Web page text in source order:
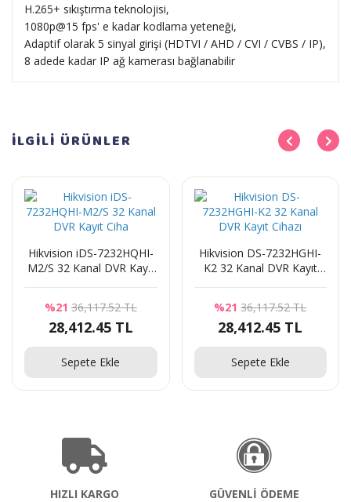
H.265+ sıkıştırma teknolojisi,
1080p@15 fps' e kadar kodlama yeteneği,
Adaptif olarak 5 sinyal girişi (HDTVI / AHD / CVI / CVBS / IP),
8 adede kadar IP ağ kamerası bağlanabilir
İLGİLİ ÜRÜNLER
Hikvision iDS-7232HQHI-
M2/S 32 Kanal DVR Kayıt
%21 36,117.52 TL
28,412.45 TL
Sepete Ekle
Hikvision DS-7232HGHI-
K2 32 Kanal DVR Kayıt
%21 36,117.52 TL
28,412.45 TL
Sepete Ekle
HIZLI KARGO GÜVENLİ ÖDEME